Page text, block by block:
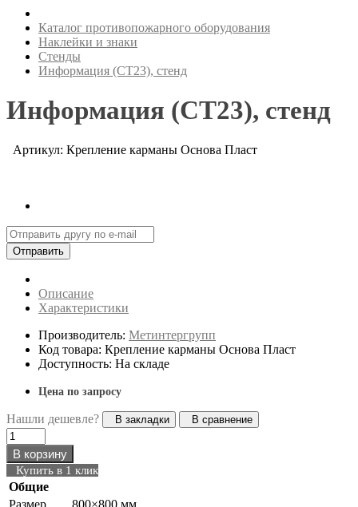
Каталог противопожарного оборудования
Наклейки и знаки
Стенды
Информация (СТ23), стенд
Информация (СТ23), стенд
Артикул: Крепление карманы Основа Пласт
Отправить
Описание
Характеристики
Производитель: Метинтергрупп
Код товара: Крепление карманы Основа Пласт
Доступность: На складе
Цена по запросу
Нашли дешевле? В закладки В сравнение
В корзину
Купить в 1 клик
Общие